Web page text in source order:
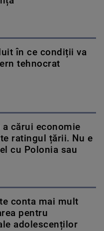
în ce condiții va
tehnocrat
cărui economie
ratingul țării. Nu e
cu Polonia sau
conta mai mult
pentru
adolescenților